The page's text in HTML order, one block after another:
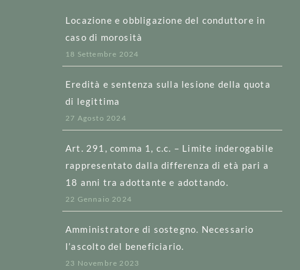
Locazione e obbligazione del conduttore in
caso di morosità
18 Settembre 2024
Eredità e sentenza sulla lesione della quota
di legittima
27 Agosto 2024
Art. 291, comma 1, c.c. – Limite inderogabile
rappresentato dalla differenza di età pari a
18 anni tra adottante e adottando.
22 Gennaio 2024
Amministratore di sostegno. Necessario
l’ascolto del beneficiario.
23 Novembre 2023